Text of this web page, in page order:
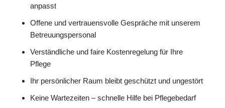
anpasst
Offene und vertrauensvolle Gespräche mit unserem
Betreuungspersonal
Verständliche und faire Kostenregelung für Ihre
Pflege
Ihr persönlicher Raum bleibt geschützt und ungestört
Keine Wartezeiten – schnelle Hilfe bei Pflegebedarf